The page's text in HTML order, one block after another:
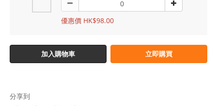
優惠價 HK$98.00
加入購物車 立即購買
分享到